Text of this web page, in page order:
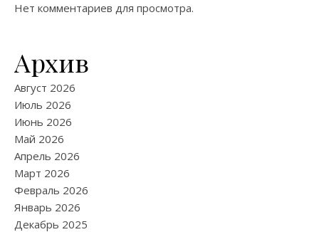
Нет комментариев для просмотра.
Архив
Август 2026
Июль 2026
Июнь 2026
Май 2026
Апрель 2026
Март 2026
Февраль 2026
Январь 2026
Декабрь 2025